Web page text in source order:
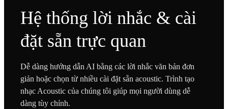
Hệ thống lời nhắc & cài
đặt sẵn trực quan
Dễ dàng hướng dẫn AI bằng các lời nhắc văn bản đơn
giản hoặc chọn từ nhiều cài đặt sẵn acoustic. Trình tạo
nhạc Acoustic của chúng tôi giúp mọi người dùng dễ
dàng tùy chỉnh.